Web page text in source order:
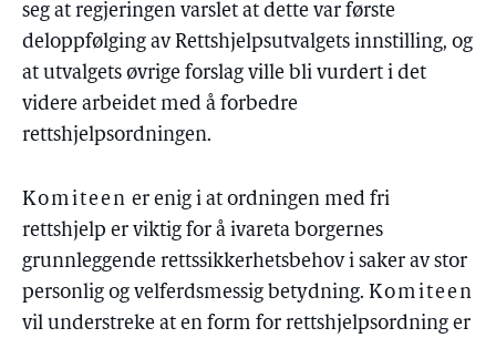
seg at regjeringen varslet at dette var første
deloppfølging av Rettshjelpsutvalgets innstilling, og
at utvalgets øvrige forslag ville bli vurdert i det
videre arbeidet med å forbedre
rettshjelpsordningen.
Komiteen er enig i at ordningen med fri
rettshjelp er viktig for å ivareta borgernes
grunnleggende rettssikkerhetsbehov i saker av stor
personlig og velferdsmessig betydning. Komiteen
vil understreke at en form for rettshjelpsordning er